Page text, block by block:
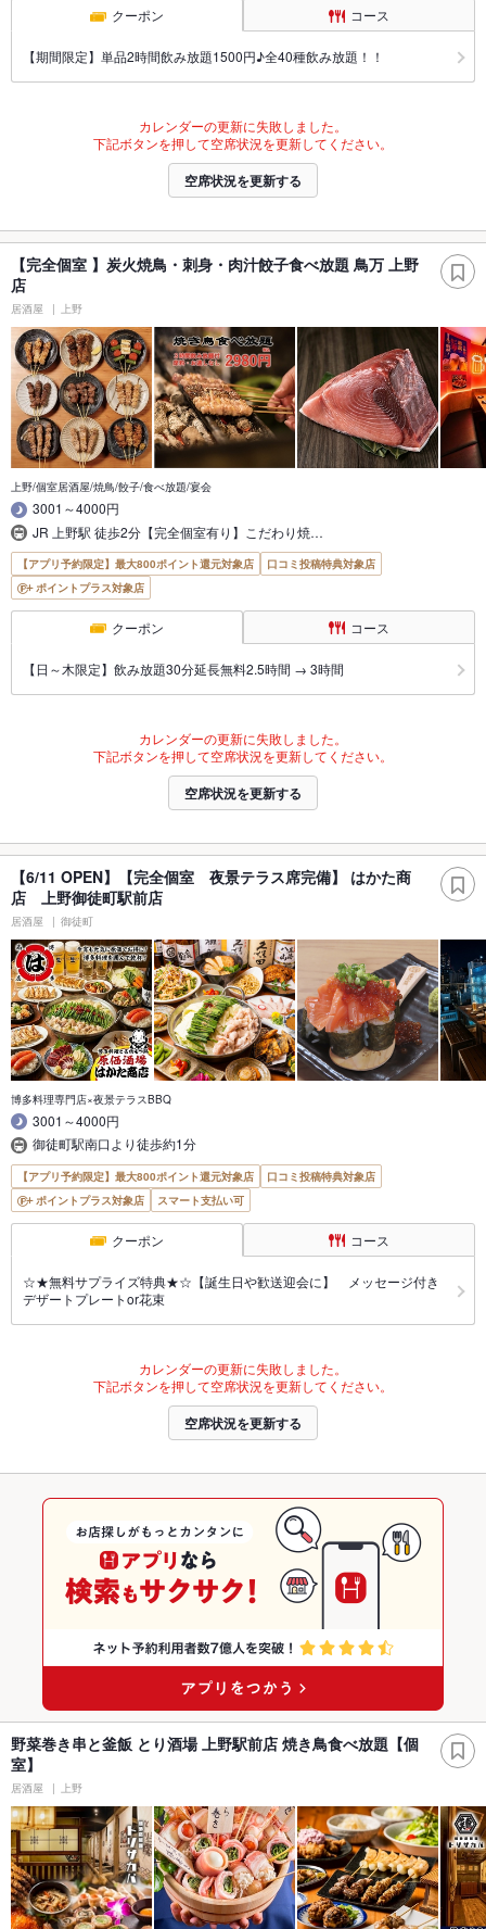
クーポン コース
【期間限定】単品2時間飲み放題1500円♪全40種飲み放題！！
カレンダーの更新に失敗しました。
下記ボタンを押して空席状況を更新してください。
空席状況を更新する
【完全個室 】炭火焼鳥・刺身・肉汁餃子食べ放題 鳥万 上野
店
居酒屋 上野
上野/個室居酒屋/焼鳥/餃子/食べ放題/宴会
3001～4000円
JR 上野駅 徒歩2分【完全個室有り】こだわり焼…
【アプリ予約限定】最大800ポイント還元対象店
口コミ投稿特典対象店
ポイントプラス対象店
クーポン コース
【日～木限定】飲み放題30分延長無料2.5時間 → 3時間
カレンダーの更新に失敗しました。
下記ボタンを押して空席状況を更新してください。
空席状況を更新する
【6/11 OPEN】【完全個室 夜景テラス席完備】 はかた商
店 上野御徒町駅前店
居酒屋 御徒町
博多料理専門店×夜景テラスBBQ
3001～4000円
御徒町駅南口より徒歩約1分
【アプリ予約限定】最大800ポイント還元対象店
口コミ投稿特典対象店
ポイントプラス対象店
スマート支払い可
クーポン コース
☆★無料サプライズ特典★☆【誕生日や歓送迎会に】 メッセージ付き
デザートプレートor花束
カレンダーの更新に失敗しました。
下記ボタンを押して空席状況を更新してください。
空席状況を更新する
野菜巻き串と釜飯 とり酒場 上野駅前店 焼き鳥食べ放題【個
室】
居酒屋 上野